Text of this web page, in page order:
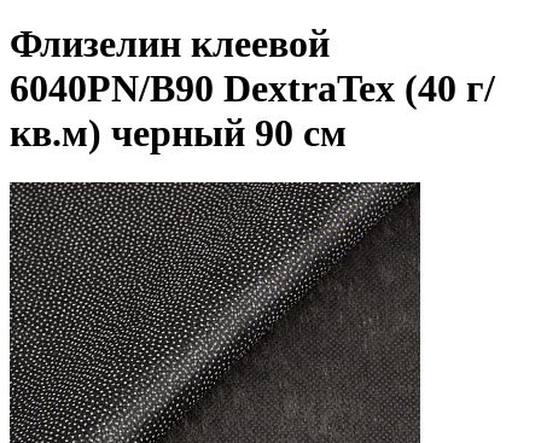
Флизелин клеевой
6040PN/B90 DextraTex (40 г/
кв.м) черный 90 см